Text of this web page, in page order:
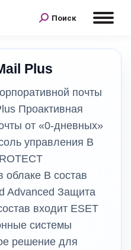
Поиск
Plus
почты
Проактивная
от «0-дневных»
управления В
В состав
Advanced Защита
входит ESET
системы
решение для